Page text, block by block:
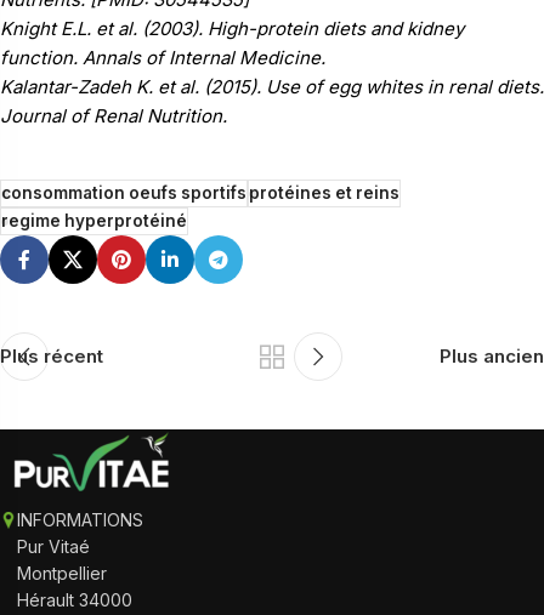
Knight E.L. et al. (2003). High-protein diets and kidney
function. Annals of Internal Medicine.
Kalantar-Zadeh K. et al. (2015). Use of egg whites in renal diets.
Journal of Renal Nutrition.
consommation oeufs sportifsprotéines et reins
regime hyperprotéiné
Plus récent Plus ancien
INFORMATIONS
Pur Vitaé
Montpellier
Hérault 34000